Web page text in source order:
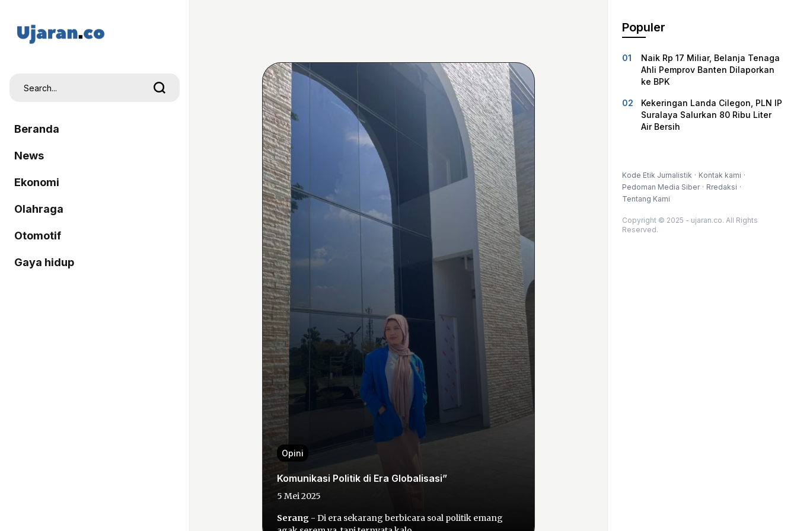
Beranda
News
Ekonomi
Olahraga
Otomotif
Gaya hidup
Opini
Komunikasi Politik di Era Globalisasi”
5 Mei 2025
Serang - Di era sekarang berbicara soal politik emang
Populer
Naik Rp 17 Miliar, Belanja Tenaga
Ahli Pemprov Banten Dilaporkan
ke BPK
Kekeringan Landa Cilegon, PLN IP
Suralaya Salurkan 80 Ribu Liter
Air Bersih
Kode Etik Jurnalistik
Kontak kami
Pedoman Media Siber
Rredaksi
Tentang Kami
Copyright © 2025 - ujaran.co. All Rights
Reserved.